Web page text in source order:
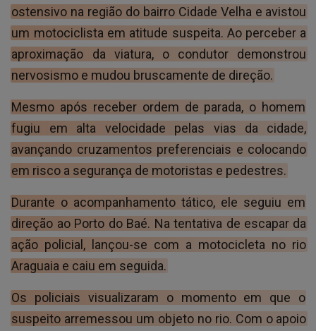
ostensivo na região do bairro Cidade Velha e avistou
um motociclista em atitude suspeita. Ao perceber a
aproximação da viatura, o condutor demonstrou
nervosismo e mudou bruscamente de direção.
Mesmo após receber ordem de parada, o homem
fugiu em alta velocidade pelas vias da cidade,
avançando cruzamentos preferenciais e colocando
em risco a segurança de motoristas e pedestres.
Durante o acompanhamento tático, ele seguiu em
direção ao Porto do Baé. Na tentativa de escapar da
ação policial, lançou-se com a motocicleta no rio
Araguaia e caiu em seguida.
Os policiais visualizaram o momento em que o
suspeito arremessou um objeto no rio. Com o apoio